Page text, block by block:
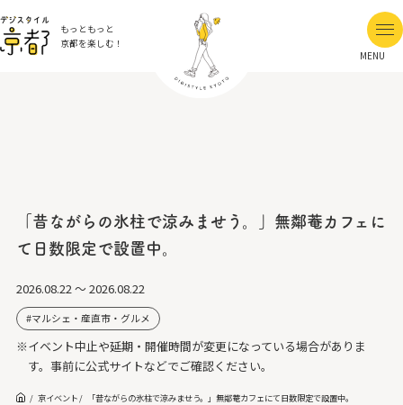
もっともっと
京都を楽しむ！
MENU
「昔ながらの氷柱で涼みませう。」無鄰菴カフェに
て日数限定で設置中。
2026.08.22 ～ 2026.08.22
マルシェ・産直市・グルメ
※イベント中止や延期・開催時間が変更になっている場合がありま
す。事前に公式サイトなどでご確認ください。
京イベント 「昔ながらの氷柱で涼みませう。」無鄰菴カフェにて日数限定で設置中。